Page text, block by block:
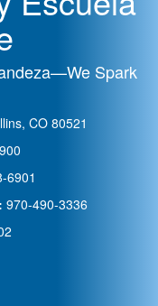
Spark
CO 80521
6901
970-490-3336